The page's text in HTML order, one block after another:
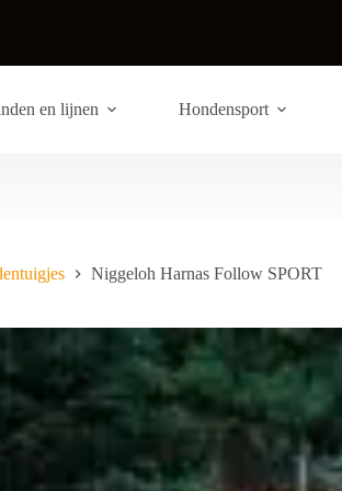
en lijnen Hondensport
Niggeloh Harnas Follow SPORT